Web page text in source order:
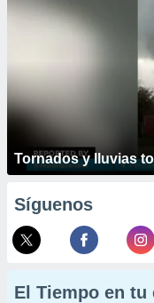
Tornados y lluvias
Síguenos
El Tiempo en tu